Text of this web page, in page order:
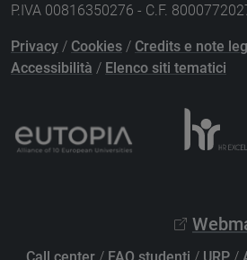
P.IVA 00816350276 - C.F.
Privacy / Cookies / Credits e note
Accessibilità / Elenco siti tematici